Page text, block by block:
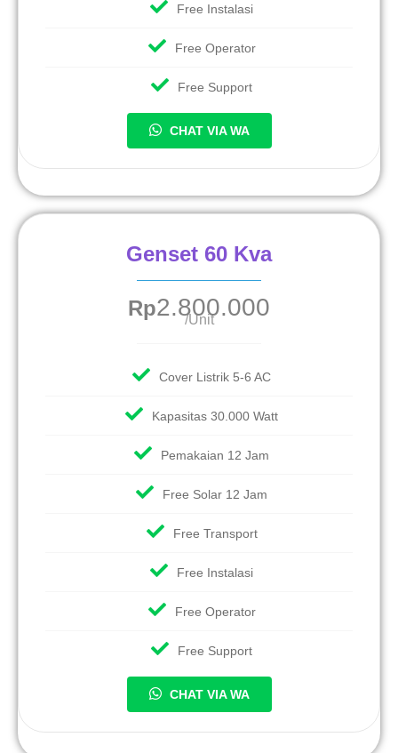
Free Instalasi
Free Operator
Free Support
CHAT VIA WA
Genset 60 Kva
Rp2.800.000
/Unit
Cover Listrik 5-6 AC
Kapasitas 30.000 Watt
Pemakaian 12 Jam
Free Solar 12 Jam
Free Transport
Free Instalasi
Free Operator
Free Support
CHAT VIA WA